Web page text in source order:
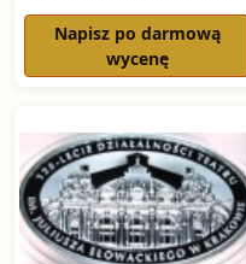
SREBRO
Napisz po darmową
wycenę